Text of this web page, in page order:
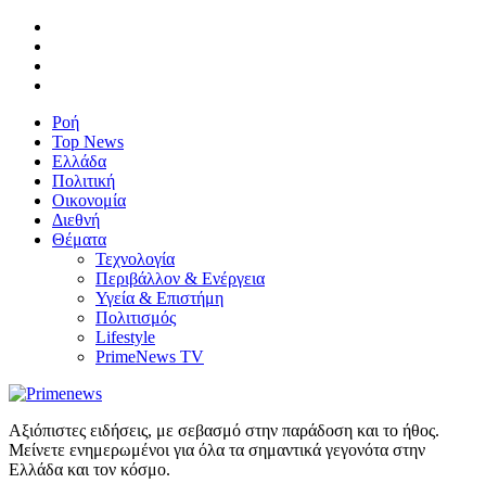
Ροή
Top News
Ελλάδα
Πολιτική
Οικονομία
Διεθνή
Θέματα
Τεχνολογία
Περιβάλλον & Ενέργεια
Υγεία & Επιστήμη
Πολιτισμός
Lifestyle
PrimeNews TV
Αξιόπιστες ειδήσεις, με σεβασμό στην παράδοση και το ήθος.
Μείνετε ενημερωμένοι για όλα τα σημαντικά γεγονότα στην
Ελλάδα και τον κόσμο.